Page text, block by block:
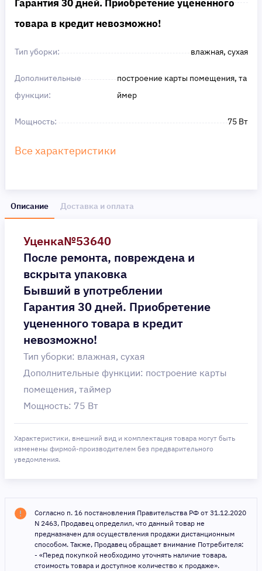
Гарантия 30 дней. Приобретение уцененного
товара в кредит невозможно!
Тип уборки: влажная, сухая
Дополнительные
функции:
построение карты помещения, та
ймер
Мощность: 75 Вт
Все характеристики
Описание Доставка и оплата
Уценка№53640
После ремонта, повреждена и
вскрыта упаковка
Бывший в употреблении
Гарантия 30 дней. Приобретение
уцененного товара в кредит
невозможно!
Тип уборки: влажная, сухая
Дополнительные функции: построение карты
помещения, таймер
Мощность: 75 Вт
Характеристики, внешний вид и комплектация товара могут быть
изменены фирмой-производителем без предварительного
уведомления.
Согласно п. 16 постановления Правительства РФ от 31.12.2020
N 2463, Продавец определил, что данный товар не
предназначен для осуществления продажи дистанционным
способом. Также, Продавец обращает внимание Потребителя:
- «Перед покупкой необходимо уточнять наличие товара,
стоимость товара и доступное количество к продаже».